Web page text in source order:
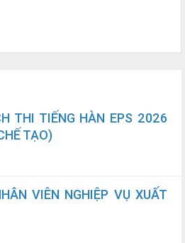
THI TIẾNG HÀN EPS 2026
TẠO)
VIÊN NGHIỆP VỤ XUẤT